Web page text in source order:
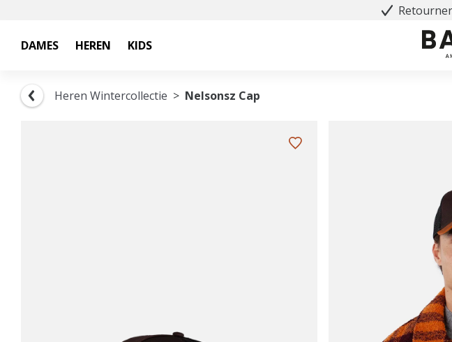
DAMES HEREN KIDS
Heren Wintercollectie Nelsonsz Cap